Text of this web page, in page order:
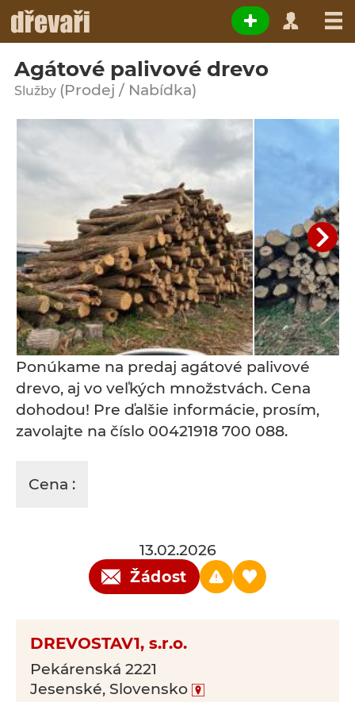
Agátové palivové drevo
Služby (Prodej / Nabídka)
Ponúkame na predaj agátové palivové
drevo, aj vo veľkých množstvách. Cena
dohodou! Pre ďalšie informácie, prosím,
zavolajte na číslo 00421918 700 088.
Cena :
13.02.2026
Žádost
DREVOSTAV1, s.r.o.
Pekárenská 2221
Jesenské, Slovensko